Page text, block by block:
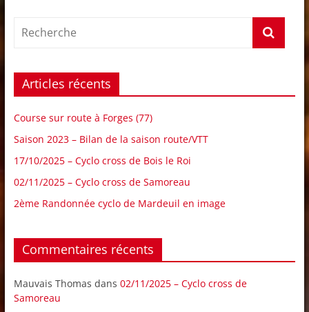
Articles récents
Course sur route à Forges (77)
Saison 2023 – Bilan de la saison route/VTT
17/10/2025 – Cyclo cross de Bois le Roi
02/11/2025 – Cyclo cross de Samoreau
2ème Randonnée cyclo de Mardeuil en image
Commentaires récents
Mauvais Thomas dans 02/11/2025 – Cyclo cross de
Samoreau